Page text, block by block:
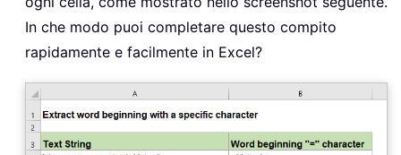
In che modo puoi completare questo compito
rapidamente e facilmente in Excel?